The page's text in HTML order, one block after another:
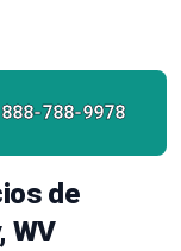
888-788-9978
de
WV